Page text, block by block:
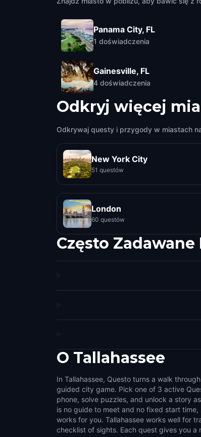
Panama City, FL
1 doświadczenia
Gainesville, FL
4 doświadczenia
Odkryj więcej
Odkrywaj questy i przygody w miastach
New York City
51 questów
London
60 questów
Często Zadawane
O Tallahassee
In Tallahassee, Questo turns a walk
guided city game. Pick one of 3 active
phone, solve puzzles, and unlock a story
is no guide to meet and no fixed start
works for you. Tallahassee works well for
checklist of sights. Each quest gives you a
small challenges that make the city feel
side streets, public squares, local stories,
on a normal walk. It suits couples,
explorers who like flexible outdoor activities.
games, pause whenever you want, and turn